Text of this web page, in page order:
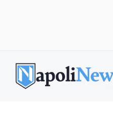
contenuto